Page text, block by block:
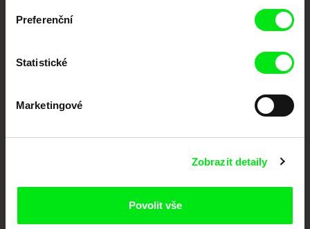
Preferenční
Statistické
Marketingové
Zobrazit detaily
Povolit vše
Portál DAFilms.cz je výsledkem tvůrčí spolupráce 7 klíčových evropských
posouvat hranice dokumentárního filmu, propagovat jeho rozmanitost a
podporovat kvalitní autorské filmy.
Členové Doc Alliance